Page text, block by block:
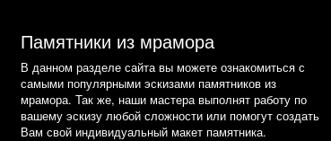
Памятники из мрамора
В данном разделе сайта вы можете ознакомиться с
самыми популярными эскизами памятников из
мрамора. Так же, наши мастера выполнят работу по
вашему эскизу любой сложности или помогут создать
Вам свой индивидуальный макет памятника.